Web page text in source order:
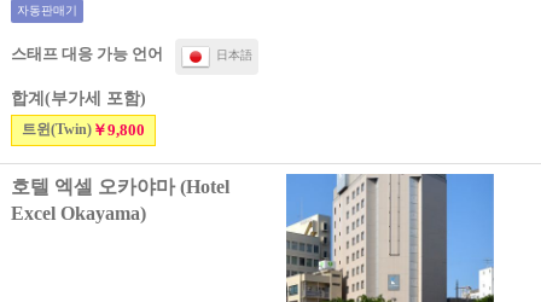
자동판매기
스태프 대응 가능 언어 日本語
합계(부가세 포함)
트윈(Twin)￥9,800
호텔 엑셀 오카야마 (Hotel
Excel Okayama)